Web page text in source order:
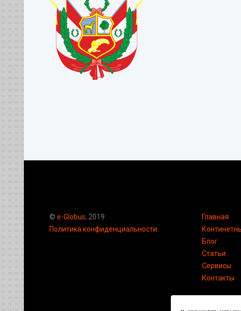
© e-Globus, 2019
Политика конфиденциальности
Главная
Блог
Статьи
Сервисы
Контакты